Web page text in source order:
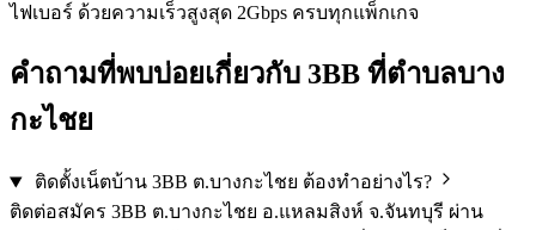
ไฟเบอร์ ด้วยความเร็วสูงสุด 2Gbps ครบทุกแพ็กเกจ
คำถามที่พบบ่อยเกี่ยวกับ 3BB ที่ตำบลบาง
กะไชย
ติดตั้งเน็ตบ้าน 3BB ต.บางกะไชย ต้องทำอย่างไร?
ติดต่อสมัคร 3BB ต.บางกะไชย อ.แหลมสิงห์ จ.จันทบุรี ผ่าน